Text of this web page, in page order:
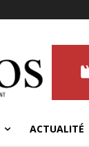
ACTUALITÉ